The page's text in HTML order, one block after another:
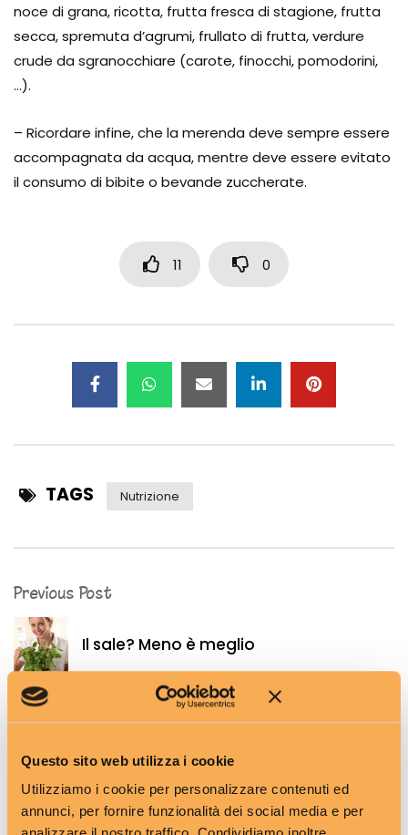
Questo sito web utilizza i cookie
Utilizziamo i cookie per personalizzare contenuti ed
annunci, per fornire funzionalità dei social media e per
noce di grana, ricotta, frutta fresca di stagione, frutta
secca, spremuta d’agrumi, frullato di frutta, verdure
crude da sgranocchiare (carote, finocchi, pomodorini,
…).
– Ricordare infine, che la merenda deve sempre essere
accompagnata da acqua, mentre deve essere evitato
il consumo di bibite o bevande zuccherate.
11 0
TAGS Nutrizione
Previous Post
Il sale? Meno è meglio
La pausa pranzo al lavoro